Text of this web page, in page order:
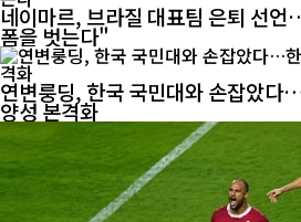
네이마르, 브라질 대표팀 은퇴 선
폼을 벗는다"
연변룽딩, 한국 국민대와 손잡았다
양성 본격화